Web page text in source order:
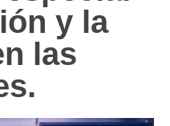
y la
las